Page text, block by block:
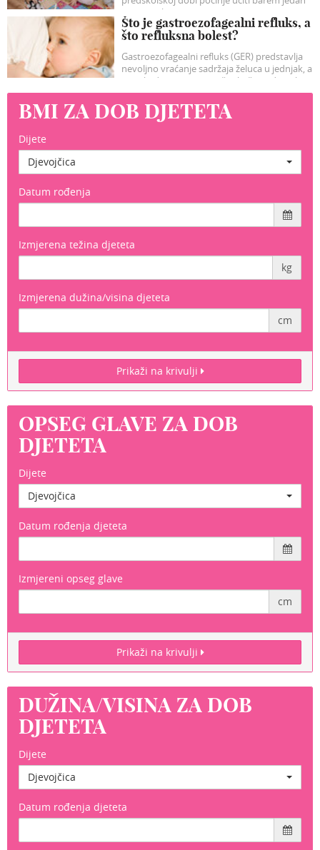
strani jezik.
Što je gastroezofagealni refluks, a
što refluksna bolest?
Gastroezofagealni refluks (GER) predstavlja
nevoljno vraćanje sadržaja želuca u jednjak, a
ponekad i prema usnoj šuplji, što vidimo kao
regurgitaciju sadržaja u ustima, bljuckanje i/ili
rjeđe povraćanje, no može biti i bez tih
tipičnih simptoma- tzv „tihi refluks“.
BMI ZA DOB DJETETA
Dijete
Djevojčica
Datum rođenja
Izmjerena težina djeteta
kg
Izmjerena dužina/visina djeteta
cm
Prikaži na krivulji
OPSEG GLAVE ZA DOB
DJETETA
Dijete
Djevojčica
Datum rođenja djeteta
Izmjereni opseg glave
cm
Prikaži na krivulji
DUŽINA/VISINA ZA DOB
DJETETA
Dijete
Djevojčica
Datum rođenja djeteta